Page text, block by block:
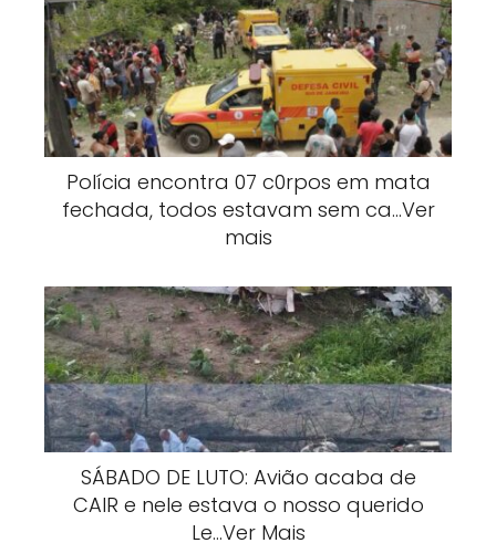
Polícia encontra 07 c0rpos em mata
fechada, todos estavam sem ca…Ver
mais
SÁBADO DE LUTO: Avião acaba de
CAIR e nele estava o nosso querido
Le…Ver Mais